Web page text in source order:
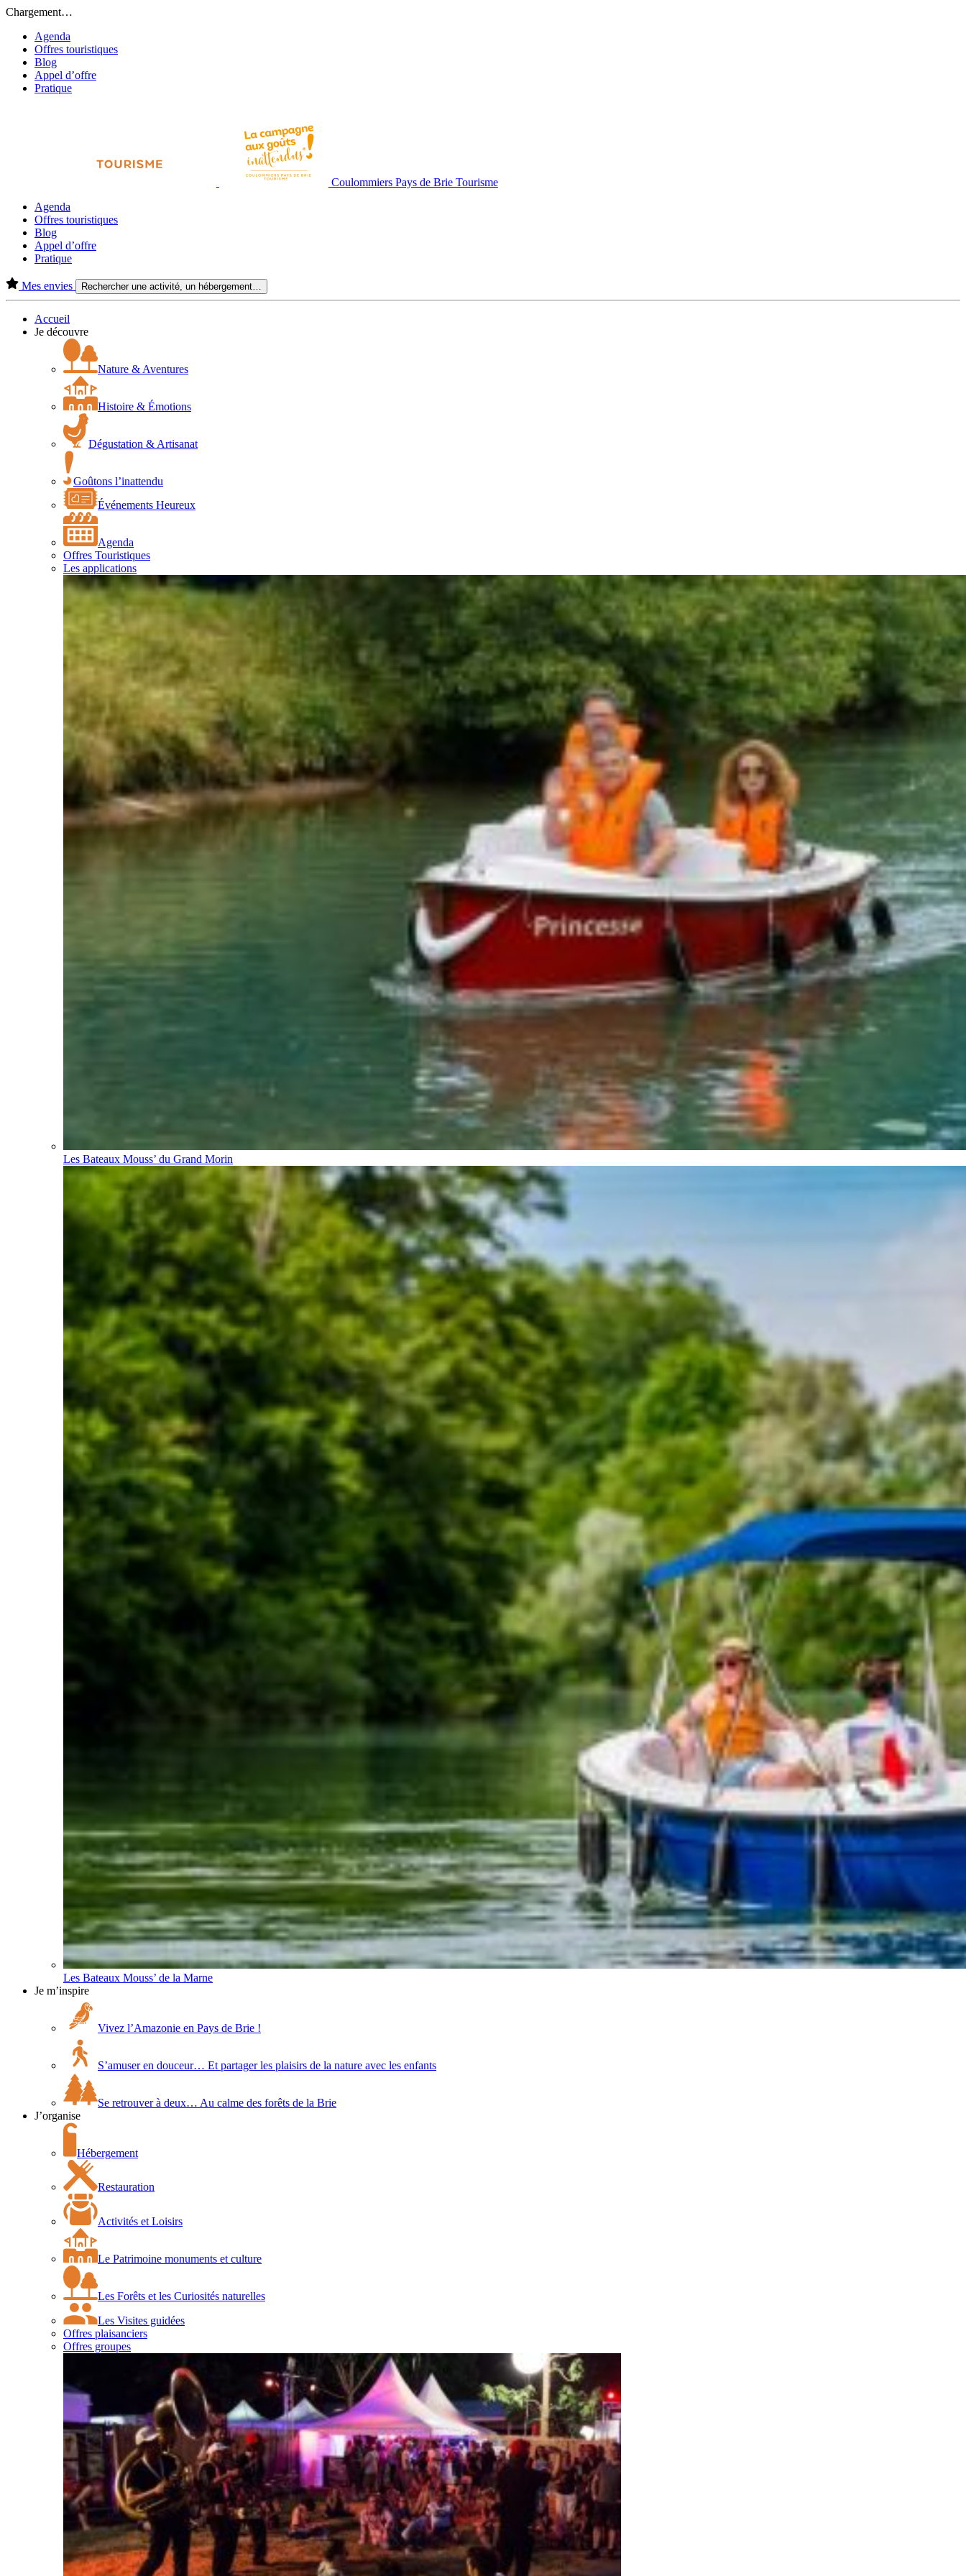
Chargement…
Agenda
Offres touristiques
Blog
Appel d’offre
Pratique
Coulommiers Pays de Brie Tourisme
Agenda
Offres touristiques
Blog
Appel d’offre
Pratique
Mes envies Rechercher une activité, un hébergement…
Accueil
Je découvre
Nature & Aventures
Histoire & Émotions
Dégustation & Artisanat
Goûtons l’inattendu
Événements Heureux
Agenda
Offres Touristiques
Les applications
Les Bateaux Mouss’ du Grand Morin
Les Bateaux Mouss’ de la Marne
Je m’inspire
Vivez l’Amazonie en Pays de Brie !
S’amuser en douceur… Et partager les plaisirs de la nature avec les enfants
Se retrouver à deux… Au calme des forêts de la Brie
J’organise
Hébergement
Restauration
Activités et Loisirs
Le Patrimoine monuments et culture
Les Forêts et les Curiosités naturelles
Les Visites guidées
Offres plaisanciers
Offres groupes